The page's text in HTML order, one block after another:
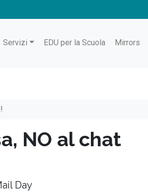
Servizi EDU per la Scuola Mirrors
NO al chat
Day